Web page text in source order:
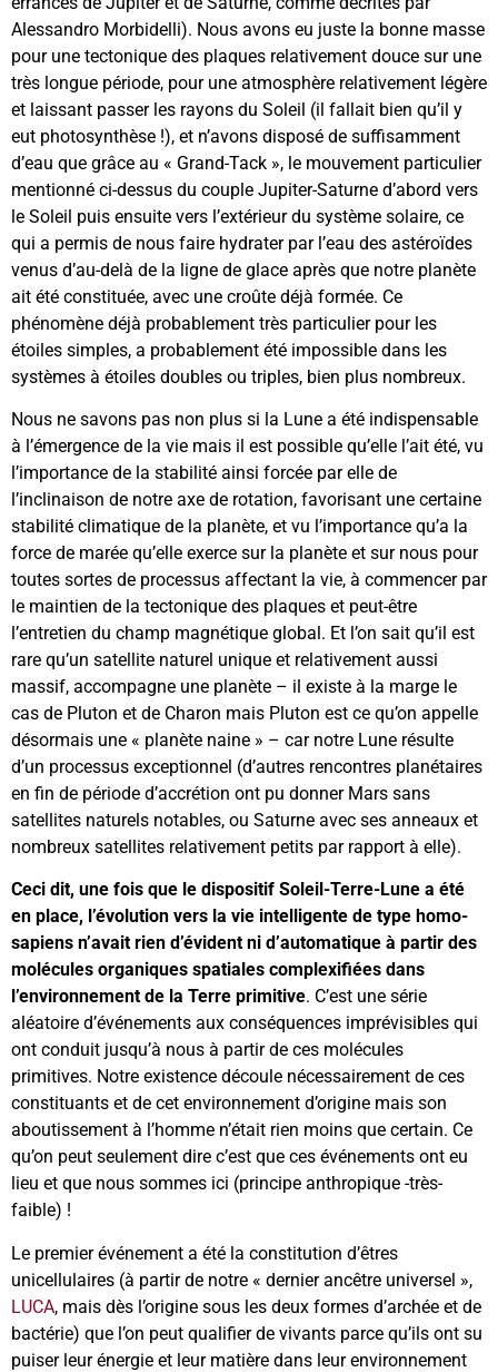
Alessandro Morbidelli). Nous avons eu juste la bonne masse
pour une tectonique des plaques relativement douce sur une
très longue période, pour une atmosphère relativement légère
et laissant passer les rayons du Soleil (il fallait bien qu’il y
eut photosynthèse !), et n’avons disposé de suffisamment
d’eau que grâce au « Grand-Tack », le mouvement particulier
mentionné ci-dessus du couple Jupiter-Saturne d’abord vers
le Soleil puis ensuite vers l’extérieur du système solaire, ce
qui a permis de nous faire hydrater par l’eau des astéroïdes
venus d’au-delà de la ligne de glace après que notre planète
ait été constituée, avec une croûte déjà formée. Ce
phénomène déjà probablement très particulier pour les
étoiles simples, a probablement été impossible dans les
systèmes à étoiles doubles ou triples, bien plus nombreux.
Nous ne savons pas non plus si la Lune a été indispensable
à l’émergence de la vie mais il est possible qu’elle l’ait été, vu
l’importance de la stabilité ainsi forcée par elle de
l’inclinaison de notre axe de rotation, favorisant une certaine
stabilité climatique de la planète, et vu l’importance qu’a la
force de marée qu’elle exerce sur la planète et sur nous pour
toutes sortes de processus affectant la vie, à commencer par
le maintien de la tectonique des plaques et peut-être
l’entretien du champ magnétique global. Et l’on sait qu’il est
rare qu’un satellite naturel unique et relativement aussi
massif, accompagne une planète – il existe à la marge le
cas de Pluton et de Charon mais Pluton est ce qu’on appelle
désormais une « planète naine » – car notre Lune résulte
d’un processus exceptionnel (d’autres rencontres planétaires
en fin de période d’accrétion ont pu donner Mars sans
satellites naturels notables, ou Saturne avec ses anneaux et
nombreux satellites relativement petits par rapport à elle).
Ceci dit, une fois que le dispositif Soleil-Terre-Lune a été
en place, l’évolution vers la vie intelligente de type homo-
sapiens n’avait rien d’évident ni d’automatique à partir des
molécules organiques spatiales complexifiées dans
l’environnement de la Terre primitive. C’est une série
aléatoire d’événements aux conséquences imprévisibles qui
ont conduit jusqu’à nous à partir de ces molécules
primitives. Notre existence découle nécessairement de ces
constituants et de cet environnement d’origine mais son
aboutissement à l’homme n’était rien moins que certain. Ce
qu’on peut seulement dire c’est que ces événements ont eu
lieu et que nous sommes ici (principe anthropique -très-
faible) !
Le premier événement a été la constitution d’êtres
unicellulaires (à partir de notre « dernier ancêtre universel »,
LUCA, mais dès l’origine sous les deux formes d’archée et de
bactérie) que l’on peut qualifier de vivants parce qu’ils ont su
puiser leur énergie et leur matière dans leur environnement